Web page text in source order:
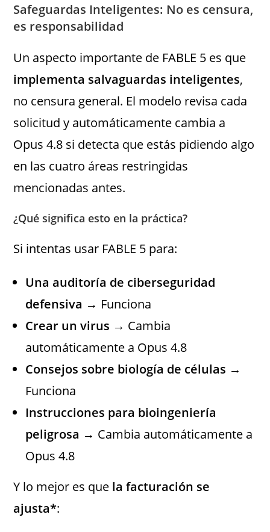
Safeguardas Inteligentes: No es censura,
es responsabilidad
Un aspecto importante de FABLE 5 es que
implementa salvaguardas inteligentes,
no censura general. El modelo revisa cada
solicitud y automáticamente cambia a
Opus 4.8 si detecta que estás pidiendo algo
en las cuatro áreas restringidas
mencionadas antes.
¿Qué significa esto en la práctica?
Si intentas usar FABLE 5 para:
Una auditoría de ciberseguridad
defensiva → Funciona
Crear un virus → Cambia
automáticamente a Opus 4.8
Consejos sobre biología de células →
Funciona
Instrucciones para bioingeniería
peligrosa → Cambia automáticamente a
Opus 4.8
Y lo mejor es que la facturación se
ajusta*: